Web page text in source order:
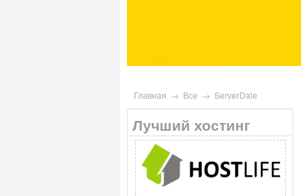
Главная → Все → ServerDale
Лучший хостинг